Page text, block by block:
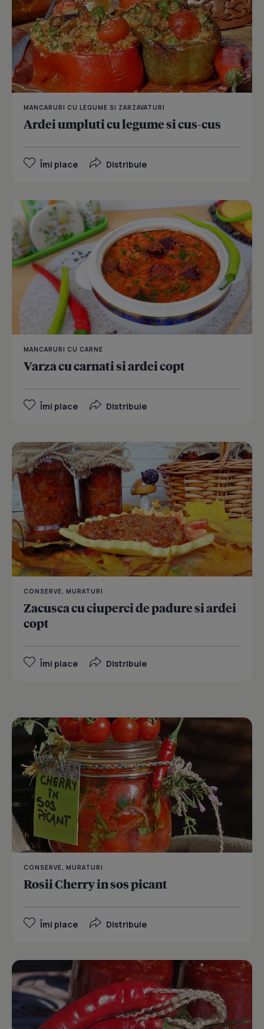
MANCARURI CU LEGUME SI ZARZAVATURI
Ardei umpluti cu legume si cus-cus
Îmi place Distribuie
MANCARURI CU CARNE
Varza cu carnati si ardei copt
Îmi place Distribuie
CONSERVE, MURATURI
Zacusca cu ciuperci de padure si ardei
copt
Îmi place Distribuie
CONSERVE, MURATURI
Rosii Cherry in sos picant
Îmi place Distribuie